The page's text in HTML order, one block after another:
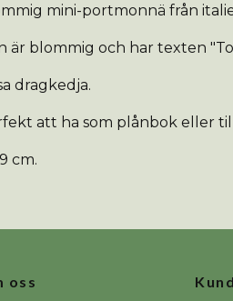
mini-portmonnä från
är blommig och har texten
dragkedja.
att ha som plånbok eller
cm.
oss